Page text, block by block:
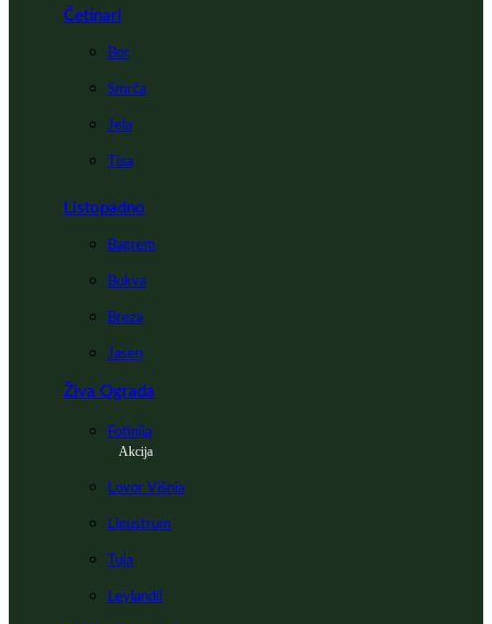
Četinari
Bor
Smrča
Jela
Tisa
Listopadno
Bagrem
Bukva
Breza
Jasen
Živa Ograda
Fotinija
Akcija
Lovor Višnja
Ligustrum
Tuja
Leylandii